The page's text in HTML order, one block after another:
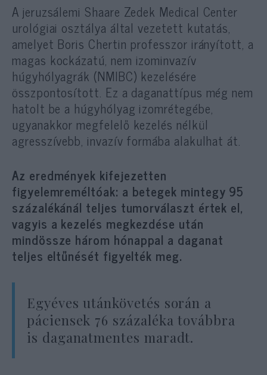
A jeruzsálemi Shaare Zedek Medical Center
urológiai osztálya által vezetett kutatás,
amelyet Boris Chertin professzor irányított, a
magas kockázatú, nem izominvazív
húgyhólyagrák (NMIBC) kezelésére
összpontosított. Ez a daganattípus még nem
hatolt be a húgyhólyag izomrétegébe,
ugyanakkor megfelelő kezelés nélkül
agresszívebb, invazív formába alakulhat át.
Az eredmények kifejezetten
figyelemreméltóak: a betegek mintegy 95
százalékánál teljes tumorválaszt értek el,
vagyis a kezelés megkezdése után
mindössze három hónappal a daganat
teljes eltűnését figyelték meg.
Egyéves utánkövetés során a
páciensek 76 százaléka továbbra
is daganatmentes maradt.